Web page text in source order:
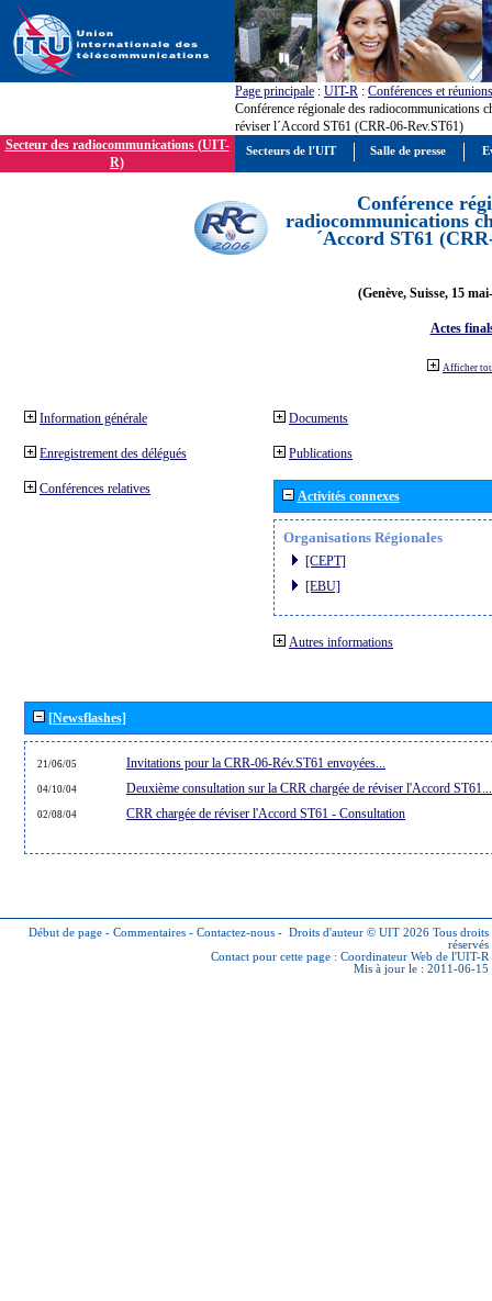
Page principale : UIT-R : Conférences et réunions
Conférence régionale des radiocommunications
réviser l´Accord ST61 (CRR-06-Rev.ST61)
Secteur des radiocommunications (UIT-
R)
Conférence
radiocommunications
´Accord ST61
(Genève, Suisse, 15
Actes
Afficher
Information générale
Enregistrement des délégués
Conférences relatives
Documents
Publications
Activités connexes
Organisations Régionales
[CEPT]
[EBU]
Autres informations
[Newsflashes]
21/06/05 Invitations pour la CRR-06-Rév.ST61 envoyées...
04/10/04 Deuxième consultation sur la CRR chargée de réviser l'Accord ST61...
02/08/04 CRR chargée de réviser l'Accord ST61 - Consultation
Début de page - Commentaires - Contactez-nous - Droits d'auteur © UIT 2026 Tous droits
réservés
Contact pour cette page : Coordinateur Web de l'UIT-R
Mis à jour le : 2011-06-15
Secteurs de l'UIT Salle de presse